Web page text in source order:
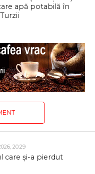
apă potabilă în
20:29
care și-a pierdut